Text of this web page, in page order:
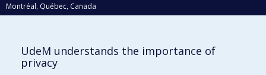
Montréal, Québec, Canada
H3C 3J7
Qui fait quoi?
UdeM understands the importance of
privacy